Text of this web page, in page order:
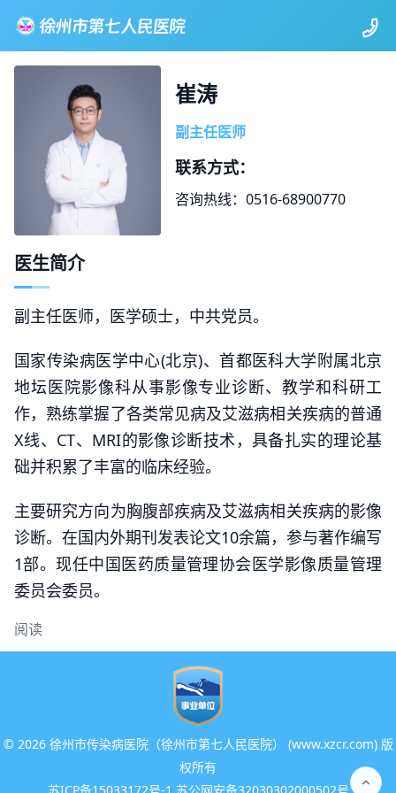
崔涛
副主任医师
联系方式：
咨询热线：0516-68900770
医生简介
副主任医师，医学硕士，中共党员。
国家传染病医学中心(北京)、首都医科大学附属北京
地坛医院影像科从事影像专业诊断、教学和科研工
作，熟练掌握了各类常见病及艾滋病相关疾病的普通
X线、CT、MRI的影像诊断技术，具备扎实的理论基
础并积累了丰富的临床经验。
主要研究方向为胸腹部疾病及艾滋病相关疾病的影像
诊断。在国内外期刊发表论文10余篇，参与著作编写
1部。现任中国医药质量管理协会医学影像质量管理
委员会委员。
阅读
© 2026 徐州市传染病医院（徐州市第七人民医院） (www.xzcr.com) 版
权所有